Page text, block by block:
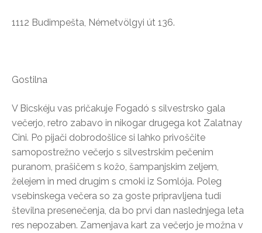
1112 Budimpešta, Németvölgyi út 136.
Gostilna
V Bicskéju vas pričakuje Fogadó s silvestrsko gala
večerjo, retro zabavo in nikogar drugega kot Zalatnay
Cini. Po pijači dobrodošlice si lahko privoščite
samopostrežno večerjo s silvestrskim pečenim
puranom, prašičem s kožo, šampanjskim zeljem,
želejem in med drugim s cmoki iz Somlója. Poleg
vsebinskega večera so za goste pripravljena tudi
številna presenečenja, da bo prvi dan naslednjega leta
res nepozaben. Zamenjava kart za večerjo je možna v